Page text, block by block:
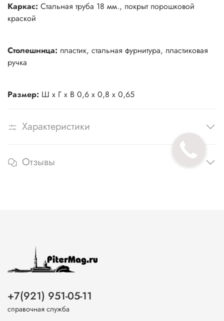
Каркас: Стальная труба 18 мм., покрыт порошковой
краской
Столешница: пластик, стальная фурнитура, пластиковая
ручка
Размер: Ш х Г х В 0,6 х 0,8 х 0,65
Характеристики
Отзывы
+7(921) 951-05-11
справочная служба